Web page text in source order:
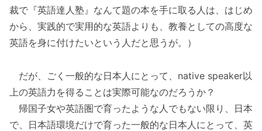
裁で『英語達人塾』なんて題の本を手に取る人は、はじめ
から、実践的で実用的な英語よりも、教養としての高度な
英語を身に付けたいという人だと思うが。）
だが、ごく一般的な日本人にとって、native speaker以
上の英語力を得ることは実際可能なのだろうか？
帰国子女や英語圏で育ったような人でもない限り、日本
で、日本語環境だけで育った一般的な日本人にとって、英